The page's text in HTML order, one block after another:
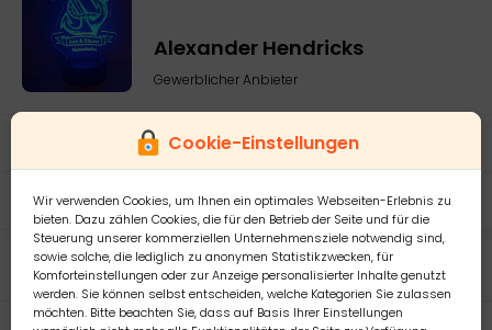
Cookie-Einstellungen
Wir verwenden Cookies, um Ihnen ein optimales Webseiten-Erlebnis zu
bieten. Dazu zählen Cookies, die für den Betrieb der Seite und für die
Steuerung unserer kommerziellen Unternehmensziele notwendig sind,
sowie solche, die lediglich zu anonymen Statistikzwecken, für
Komforteinstellungen oder zur Anzeige personalisierter Inhalte genutzt
werden. Sie können selbst entscheiden, welche Kategorien Sie zulassen
möchten. Bitte beachten Sie, dass auf Basis Ihrer Einstellungen
Alexander Hendricks
Gewerblicher Anbieter
Mitglied seit: 16.03.2023
Willich
Meine Anzeigen